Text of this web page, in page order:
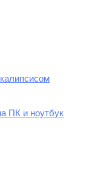
ПК и ноутбук